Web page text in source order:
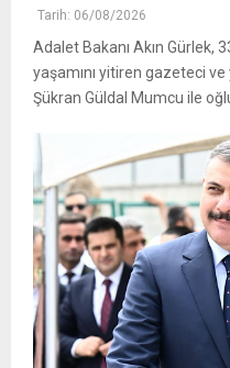
Tarih: 06/08/2026
Adalet Bakanı Akın Gürlek,
yaşamını yitiren gazeteci
Şükran Güldal Mumcu ile